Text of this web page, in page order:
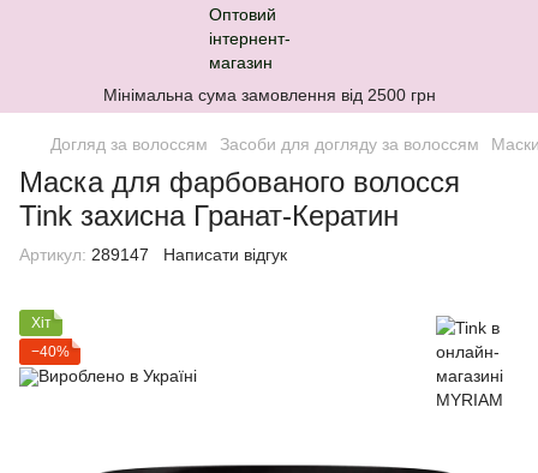
Мінімальна сума замовлення від 2500 грн
Догляд за волоссям Засоби для догляду за волоссям
Маска для фарбованого волосся
Tink захисна Гранат-Кератин
Артикул: 289147 Написати відгук
Хіт
−40%